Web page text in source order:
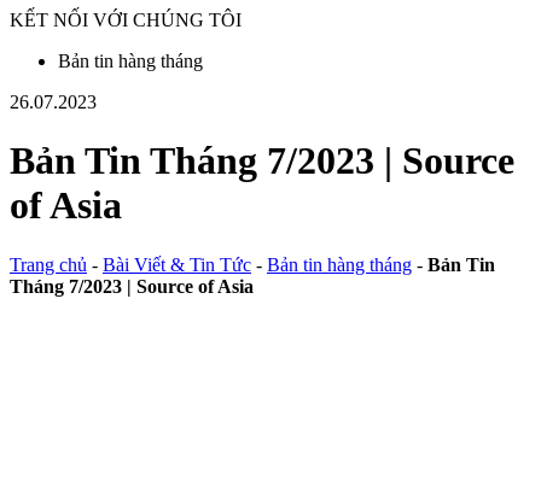
KẾT NỐI VỚI CHÚNG TÔI
Bản tin hàng tháng
26.07.2023
Bản Tin Tháng 7/2023 | Source
of Asia
Trang chủ - Bài Viết & Tin Tức - Bản tin hàng tháng - Bản Tin
Tháng 7/2023 | Source of Asia